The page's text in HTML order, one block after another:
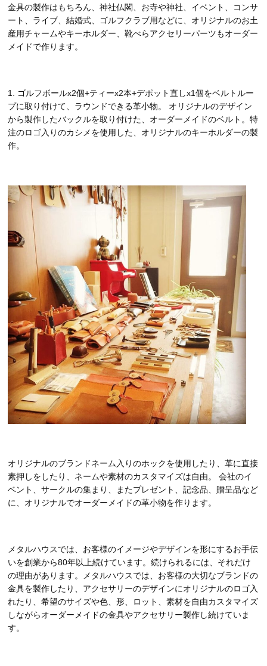
金具の製作はもちろん、神社仏閣、お寺や神社、イベント、コンサ
ート、ライブ、結婚式、ゴルフクラブ用などに、オリジナルのお土
産用チャームやキーホルダー、靴べらアクセリーパーツもオーダー
メイドで作ります。
1. ゴルフボールx2個+ティーx2本+デポット直しx1個をベルトルー
プに取り付けて、ラウンドできる革小物。 オリジナルのデザイン
から製作したバックルを取り付けた、オーダーメイドのベルト。特
注のロゴ入りのカシメを使用した、オリジナルのキーホルダーの製
作。
オリジナルのブランドネーム入りのホックを使用したり、革に直接
素押しをしたり、ネームや素材のカスタマイズは自由。 会社のイ
ベント、サークルの集まり、またプレゼント、記念品、贈呈品など
に、オリジナルでオーダーメイドの革小物を作ります。
メタルハウスでは、お客様のイメージやデザインを形にするお手伝
いを創業から80年以上続けています。続けられるには、それだけ
の理由があります。メタルハウスでは、お客様の大切なブランドの
金具を製作したり、アクセサリーのデザインにオリジナルのロゴ入
れたり、希望のサイズや色、形、ロット、素材を自由カスタマイズ
しながらオーダーメイドの金具やアクセサリー製作し続けていま
す。